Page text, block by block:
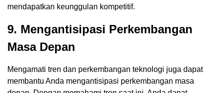
mendapatkan keunggulan kompetitif.
9. Mengantisipasi Perkembangan
Masa Depan
Mengamati tren dan perkembangan teknologi juga dapat
membantu Anda mengantisipasi perkembangan masa